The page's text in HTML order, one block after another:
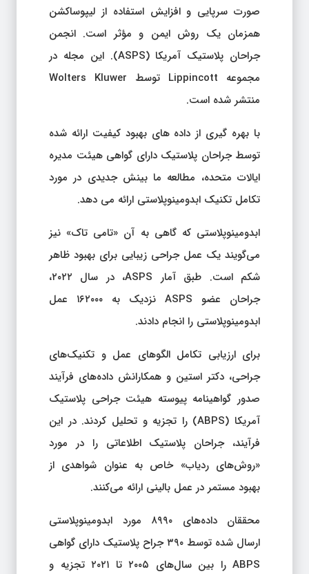
صورت سرپایی و افزایش استفاده از لیپوساکشن
همزمان یک روش ایمن و مؤثر است. انجمن
جراحان پلاستیک آمریکا (ASPS). این مجله در
مجموعه Lippincott توسط Wolters Kluwer
منتشر شده است.
با بهره گیری از داده های بهبود کیفیت ارائه شده
توسط جراحان پلاستیک دارای گواهی هیئت مدیره
ایالات متحده، مطالعه ما بینش جدیدی در مورد
تکامل تکنیک ابدومینوپلاستی ارائه می دهد.
ابدومینوپلاستی که گاهی به آن «تامی تاک» نیز
می‌گویند یک عمل جراحی زیبایی برای بهبود ظاهر
شکم است. طبق آمار ASPS، در سال ۲۰۲۲،
جراحان عضو ASPS نزدیک به ۱۶۲۰۰۰ عمل
ابدومینوپلاستی را انجام دادند.
برای ارزیابی تکامل الگوهای عمل و تکنیک‌های
جراحی، دکتر استین و همکارانش داده‌های فرآیند
صدور گواهینامه پیوسته هیئت جراحی پلاستیک
آمریکا (ABPS) را تجزیه و تحلیل کردند. در این
فرآیند، جراحان پلاستیک اطلاعاتی را در مورد
«روش‌های ردیاب» خاص به عنوان شواهدی از
بهبود مستمر در عمل بالینی ارائه می‌کنند.
محققان داده‌های ۸۹۹۰ مورد ابدومینوپلاستی
ارسال شده توسط ۳۹۰ جراح پلاستیک دارای گواهی
ABPS را بین سال‌های ۲۰۰۵ تا ۲۰۲۱ تجزیه و